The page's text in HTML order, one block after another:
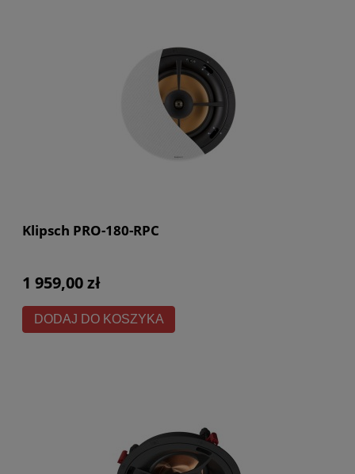
Klipsch PRO-180-RPC
1 959,00 zł
DODAJ DO KOSZYKA